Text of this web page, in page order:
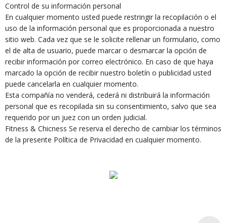
Control de su información personal
En cualquier momento usted puede restringir la recopilación o el
uso de la información personal que es proporcionada a nuestro
sitio web. Cada vez que se le solicite rellenar un formulario, como
el de alta de usuario, puede marcar o desmarcar la opción de
recibir información por correo electrónico. En caso de que haya
marcado la opción de recibir nuestro boletín o publicidad usted
puede cancelarla en cualquier momento.
Esta compañía no venderá, cederá ni distribuirá la información
personal que es recopilada sin su consentimiento, salvo que sea
requerido por un juez con un orden judicial.
Fitness & Chicness Se reserva el derecho de cambiar los términos
de la presente Política de Privacidad en cualquier momento.